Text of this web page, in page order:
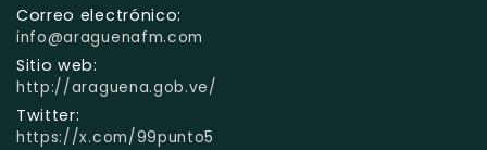
Correo electrónico:
info@araguenafm.com
Sitio web:
http://araguena.gob.ve/
Twitter:
https://x.com/99punto5